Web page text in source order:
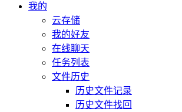
我的
云存储
我的好友
在线聊天
任务列表
文件历史
历史文件记录
历史文件找回